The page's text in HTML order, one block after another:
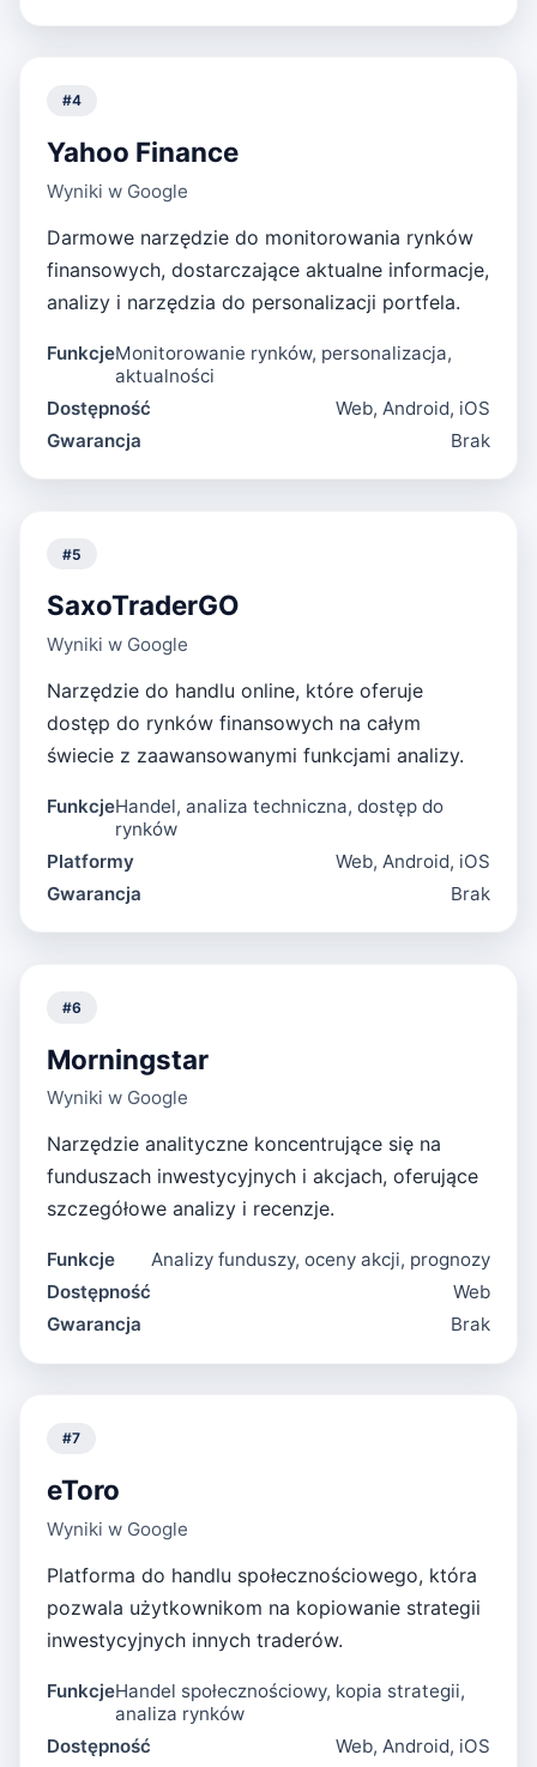
#4
Yahoo Finance
Wyniki w Google
Darmowe narzędzie do monitorowania rynków
finansowych, dostarczające aktualne informacje,
analizy i narzędzia do personalizacji portfela.
FunkcjeMonitorowanie rynków, personalizacja,
aktualności
Dostępność
Web, Android, iOS
Gwarancja
Brak
#5
SaxoTraderGO
Wyniki w Google
Narzędzie do handlu online, które oferuje
dostęp do rynków finansowych na całym
świecie z zaawansowanymi funkcjami analizy.
FunkcjeHandel, analiza techniczna, dostęp do
rynków
Platformy
Web, Android, iOS
Gwarancja
Brak
#6
Morningstar
Wyniki w Google
Narzędzie analityczne koncentrujące się na
funduszach inwestycyjnych i akcjach, oferujące
szczegółowe analizy i recenzje.
Funkcje
Analizy funduszy, oceny akcji, prognozy
Dostępność
Web
Gwarancja
Brak
#7
eToro
Wyniki w Google
Platforma do handlu społecznościowego, która
pozwala użytkownikom na kopiowanie strategii
inwestycyjnych innych traderów.
FunkcjeHandel społecznościowy, kopia strategii,
analiza rynków
Dostępność
Web, Android, iOS